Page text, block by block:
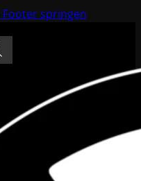
Footer springen